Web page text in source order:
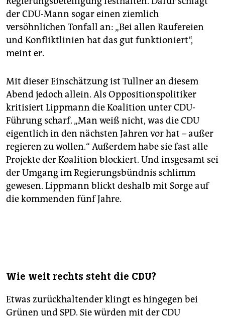
der CDU-Mann sogar einen ziemlich
versöhnlichen Tonfall an: „Bei allen Raufereien
und Konfliktlinien hat das gut funktioniert“,
meint er.
Mit dieser Einschätzung ist Tullner an diesem
Abend jedoch allein. Als Oppositionspolitiker
kritisiert Lippmann die Koalition unter CDU-
Führung scharf. „Man weiß nicht, was die CDU
eigentlich in den nächsten Jahren vor hat – außer
regieren zu wollen.“ Außerdem habe sie fast alle
Projekte der Koalition blockiert. Und insgesamt sei
der Umgang im Regierungsbündnis schlimm
gewesen. Lippmann blickt deshalb mit Sorge auf
die kommenden fünf Jahre.
Wie weit rechts steht die CDU?
Etwas zurückhaltender klingt es hingegen bei
Grünen und SPD. Sie würden mit der CDU